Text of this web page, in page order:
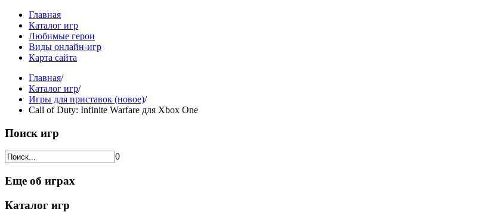
Главная
Каталог игр
Любимые герои
Виды онлайн-игр
Карта сайта
Главная/
Каталог игр/
Игры для приставок (новое)/
Call of Duty: Infinite Warfare для Xbox One
Поиск игр
0
Еще об играх
Каталог игр